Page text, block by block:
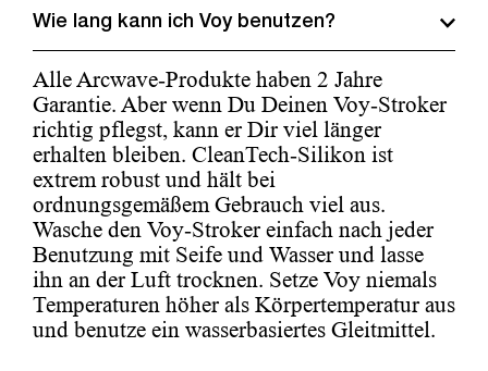
Wie lang kann ich Voy benutzen?
Alle Arcwave-Produkte haben 2 Jahre
Garantie. Aber wenn Du Deinen Voy-Stroker
richtig pflegst, kann er Dir viel länger
erhalten bleiben. CleanTech-Silikon ist
extrem robust und hält bei
ordnungsgemäßem Gebrauch viel aus.
Wasche den Voy-Stroker einfach nach jeder
Benutzung mit Seife und Wasser und lasse
ihn an der Luft trocknen. Setze Voy niemals
Temperaturen höher als Körpertemperatur aus
und benutze ein wasserbasiertes Gleitmittel.